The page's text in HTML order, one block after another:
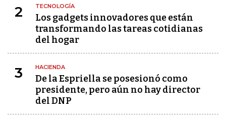
2 TECNOLOGÍA
Los gadgets innovadores que están
transformando las tareas cotidianas
del hogar
3 HACIENDA
De la Espriella se posesionó como
presidente, pero aún no hay director
del DNP